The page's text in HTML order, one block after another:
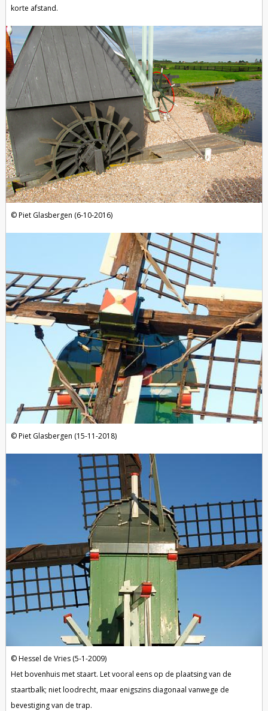
korte afstand.
Piet Glasbergen (6-10-2016)
Piet Glasbergen (15-11-2018)
Hessel de Vries (5-1-2009)
Het bovenhuis met staart. Let vooral eens op de plaatsing van de
staartbalk; niet loodrecht, maar enigszins diagonaal vanwege de
bevestiging van de trap.